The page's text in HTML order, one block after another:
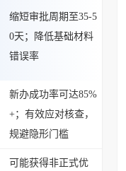
缩短审批周期至35-5
0天；降低基础材料
错误率
新办成功率可达85%
+；有效应对核查，
规避隐形门槛
可能获得非正式优